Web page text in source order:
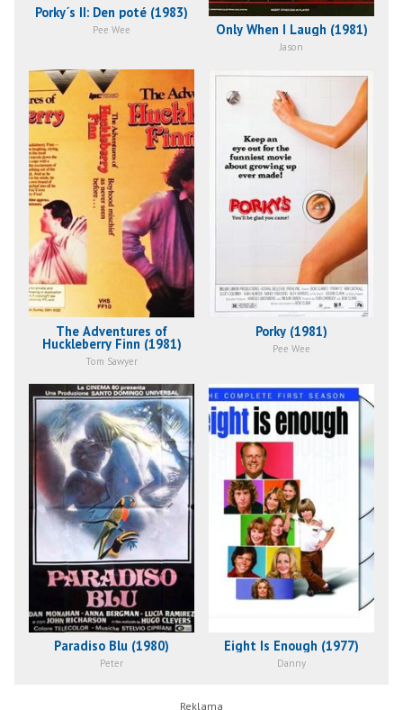
Porky´s II: Den poté (1983)
Pee Wee Only When I Laugh (1981)
Jason
The Adventures of
Huckleberry Finn (1981)
Tom Sawyer
Porky (1981)
Pee Wee
Paradiso Blu (1980)
Peter
Eight Is Enough (1977)
Danny